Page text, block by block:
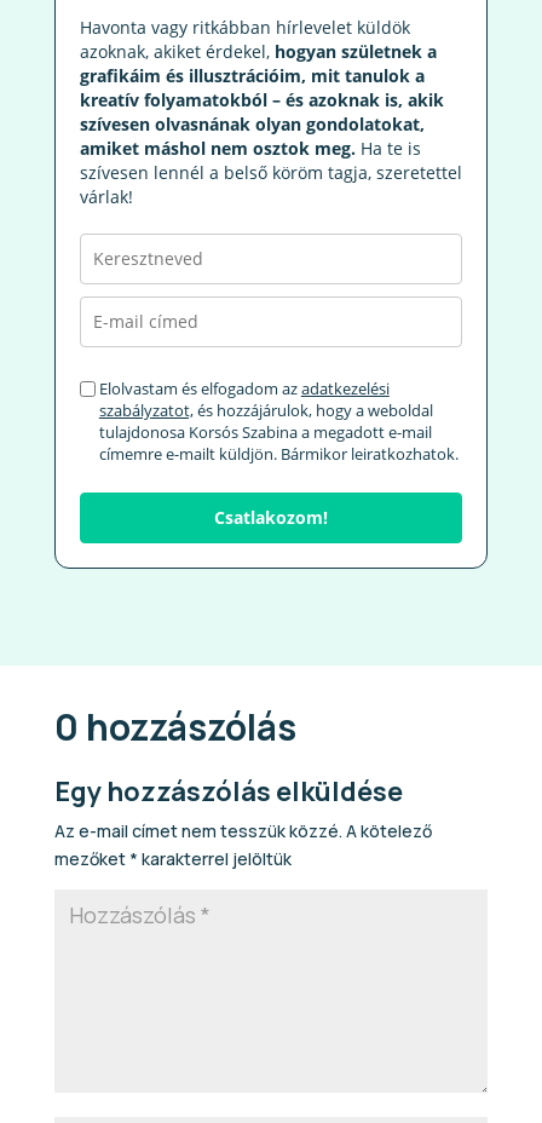
Havonta vagy ritkábban hírlevelet küldök
azoknak, akiket érdekel, hogyan születnek a
grafikáim és illusztrációim, mit tanulok a
kreatív folyamatokból – és azoknak is, akik
szívesen olvasnának olyan gondolatokat,
amiket máshol nem osztok meg.Ha te is
szívesen lennél a belső köröm tagja, szeretettel
várlak!
Csatlakozom!
Elolvastam és elfogadom azadatkezelési
szabályzatot,és hozzájárulok, hogy a weboldal
tulajdonosa Korsós Szabina a megadott e-mail
címemre e-mailt küldjön. Bármikor leiratkozhatok.
0 hozzászólás
Egy hozzászólás elküldése
Az e-mail címet nem tesszük közzé. A kötelező
mezőket * karakterrel jelöltük